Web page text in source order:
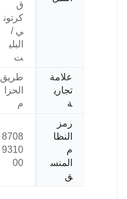
ق
كرتون
ي /
البلي
ت
علامة
تجاري
ة
طريق
الحزا
م
رمز
النظا
م
المنس
ق
8708
9310
00